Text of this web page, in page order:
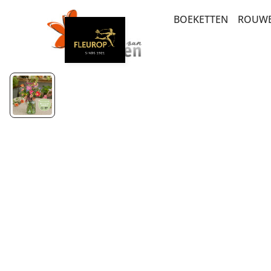
BOEKETTEN